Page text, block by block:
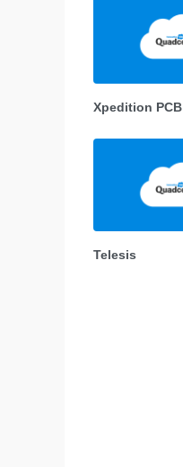
Xpedition PCB
Telesis